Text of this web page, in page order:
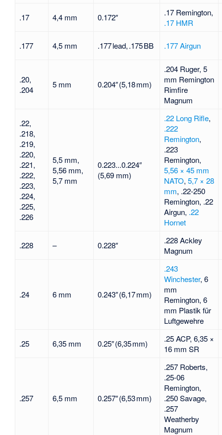
.17 4,4 mm 0.172″ .17 Remington,
.17 HMR
.177 4,5 mm .177 lead, .175 BB .177 Airgun
.20,
.204
5 mm 0.204″ (5,18 mm)
.204 Ruger, 5
mm Remington
Rimfire
Magnum
.22,
.218,
.219,
.220,
.221,
.222,
.223,
.224,
.225,
.226
5,5 mm,
5,56 mm,
5,7 mm
0.223...0.224″
(5,69 mm)
.22 Long Rifle,
.222
Remington,
.223
Remington,
5,56 × 45 mm
NATO, 5,7 × 28
mm, .22-250
Remington, .22
Airgun, .22
Hornet
.228 – 0.228″
.228 Ackley
Magnum
.24 6 mm 0.243″ (6,17 mm)
.243
Winchester, 6
mm
Remington, 6
mm Plastik für
Luftgewehre
.25 6,35 mm 0.25″ (6,35 mm)
.25 ACP, 6,35 ×
16 mm SR
.257 6,5 mm 0.257″ (6,53 mm)
.257 Roberts,
.25-06
Remington,
.250 Savage,
.257
Weatherby
Magnum